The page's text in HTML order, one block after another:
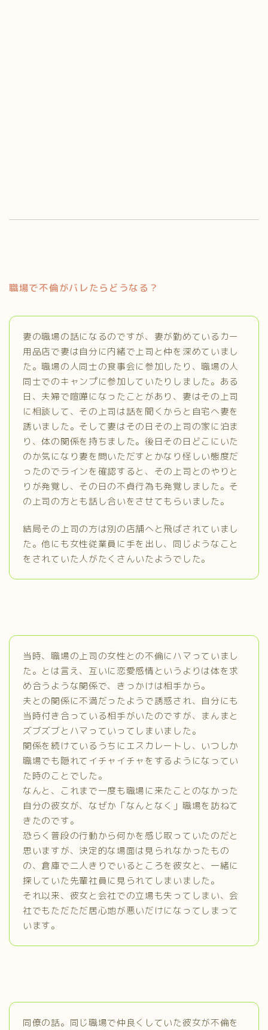
職場で不倫がバレたらどうなる？
妻の職場の話になるのですが、妻が勤めているカー
用品店で妻は自分に内緒で上司と仲を深めていまし
た。職場の人同士の食事会に参加したり、職場の人
同士でのキャンプに参加していたりしました。ある
日、夫婦で喧嘩になったことがあり、妻はその上司
に相談して、その上司は話を聞くからと自宅へ妻を
誘いました。そして妻はその日その上司の家に泊ま
り、体の関係を持ちました。後日その日どこにいた
のか気になり妻を問いただすとかなり怪しい態度だ
ったのでラインを確認すると、その上司とのやりと
りが発覚し、その日の不貞行為も発覚しました。そ
の上司の方とも話し合いをさせてもらいました。
結局その上司の方は別の店舗へと飛ばされていまし
た。他にも女性従業員に手を出し、同じようなこと
をされていた人がたくさんいたようでした。
当時、職場の上司の女性との不倫にハマっていまし
た。とは言え、互いに恋愛感情というよりは体を求
め合うような関係で、きっかけは相手から。
夫との関係に不満だったようで誘惑され、自分にも
当時付き合っている相手がいたのですが、まんまと
ズブズブとハマっていってしまいました。
関係を続けているうちにエスカレートし、いつしか
職場でも隠れてイチャイチャをするようになってい
た時のことでした。
なんと、これまで一度も職場に来たことのなかった
自分の彼女が、なぜか「なんとなく」職場を訪ねて
きたのです。
恐らく普段の行動から何かを感じ取っていたのだと
思いますが、決定的な場面は見られなかったもの
の、倉庫で二人きりでいるところを彼女と、一緒に
探していた先輩社員に見られてしまいました。
それ以来、彼女と会社での立場も失ってしまい、会
社でもただただ居心地が悪いだけになってしまって
います。
同僚の話。同じ職場で仲良くしていた彼女が不倫を